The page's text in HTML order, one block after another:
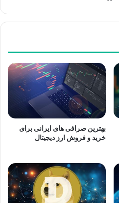
بهترین صرافی های ایرانی برای
خرید و فروش ارز دیجیتال